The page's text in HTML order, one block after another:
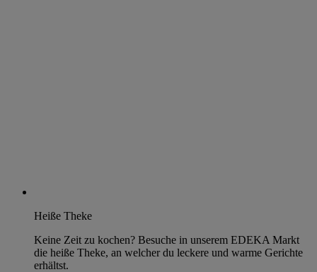
Heiße Theke
Keine Zeit zu kochen? Besuche in unserem EDEKA Markt
die heiße Theke, an welcher du leckere und warme Gerichte
erhältst.